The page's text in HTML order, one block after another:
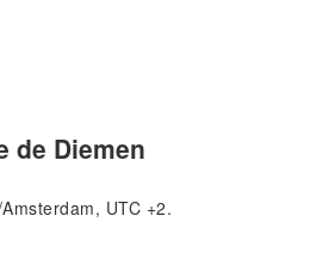
de Diemen
UTC +2.